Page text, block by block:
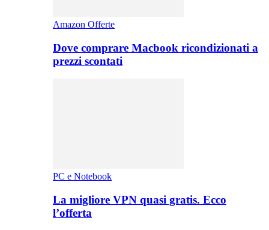
Amazon Offerte
Dove comprare Macbook ricondizionati a
prezzi scontati
PC e Notebook
La migliore VPN quasi gratis. Ecco
l’offerta